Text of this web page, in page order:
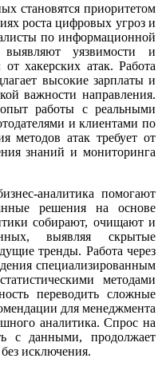
становятся приоритетом
роста цифровых угроз и
по информационной
выявляют уязвимости и
хакерских атак. Работа
высокие зарплаты и
важности направления.
работы с реальными
и клиентами по
методов атак требует от
знаний и мониторинга
аналитика помогают
решения на основе
собирают, очищают и
выявляя скрытые
тренды. Работа через
специализированным
методами
переводить сложные
для менеджмента
аналитика. Спрос на
с данными, продолжает
исключения.